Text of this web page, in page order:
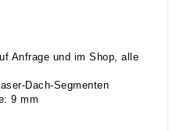
Anfrage und im Shop, alle
Dach-Segmenten
9 mm